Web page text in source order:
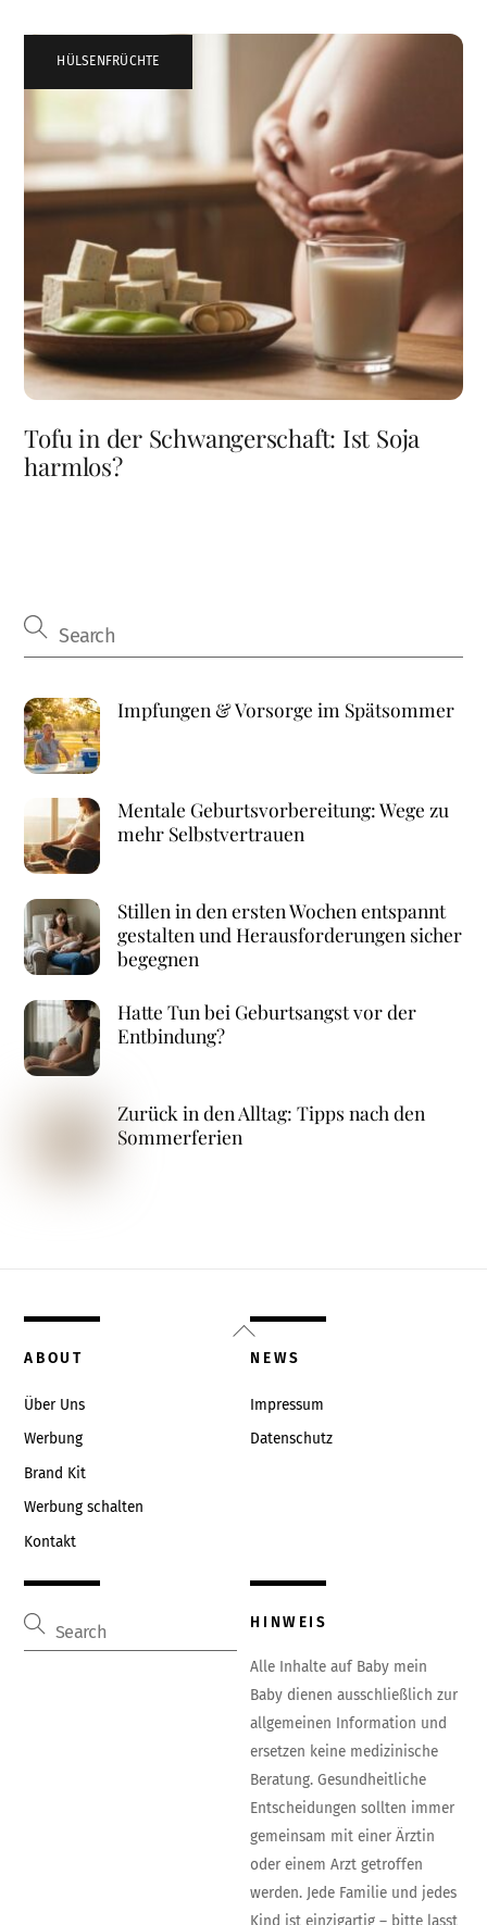
HÜLSENFRÜCHTE
Tofu in der Schwangerschaft: Ist Soja
harmlos?
Impfungen & Vorsorge im Spätsommer
Mentale Geburtsvorbereitung: Wege zu
mehr Selbstvertrauen
Stillen in den ersten Wochen entspannt
gestalten und Herausforderungen sicher
begegnen
Hatte Tun bei Geburtsangst vor der
Entbindung?
Zurück in den Alltag: Tipps nach den
Sommerferien
Back
To
ABOUT
Über Uns
Werbung
Brand Kit
Werbung schalten
Kontakt
NEWS
Impressum
Datenschutz
HINWEIS
Alle Inhalte auf Baby mein
Baby dienen ausschließlich zur
allgemeinen Information und
ersetzen keine medizinische
Beratung. Gesundheitliche
Entscheidungen sollten immer
gemeinsam mit einer Ärztin
oder einem Arzt getroffen
werden. Jede Familie und jedes
Kind ist einzigartig – bitte lasst